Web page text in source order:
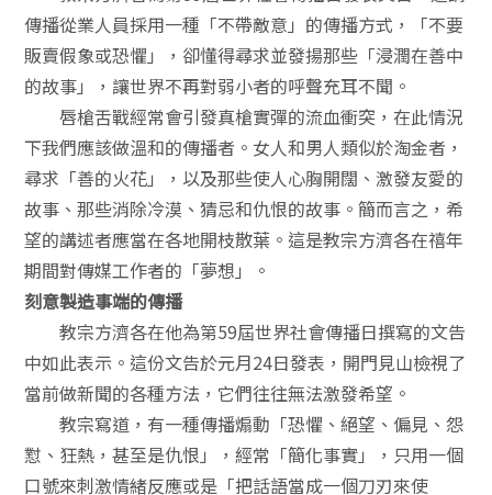
傳播從業人員採用一種「不帶敵意」的傳播方式，「不要
販賣假象或恐懼」，卻懂得尋求並發揚那些「浸潤在善中
的故事」，讓世界不再對弱小者的呼聲充耳不聞。
唇槍舌戰經常會引發真槍實彈的流血衝突，在此情況
下我們應該做溫和的傳播者。女人和男人類似於淘金者，
尋求「善的火花」，以及那些使人心胸開闊、激發友愛的
故事、那些消除冷漠、猜忌和仇恨的故事。簡而言之，希
望的講述者應當在各地開枝散葉。這是教宗方濟各在禧年
期間對傳媒工作者的「夢想」。
刻意製造事端的傳播
教宗方濟各在他為第59屆世界社會傳播日撰寫的文告
中如此表示。這份文告於元月24日發表，開門見山檢視了
當前做新聞的各種方法，它們往往無法激發希望。
教宗寫道，有一種傳播煽動「恐懼、絕望、偏見、怨
懟、狂熱，甚至是仇恨」，經常「簡化事實」，只用一個
口號來刺激情緒反應或是「把話語當成一個刀刃來使